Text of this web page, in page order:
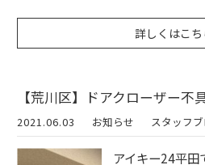
詳しくはこち
【荒川区】ドアクローザー不
2021.06.03 お知らせ スタッフ
アイキー24平田